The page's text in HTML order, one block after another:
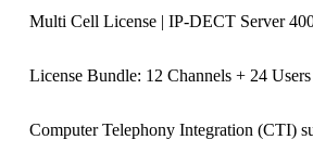
Multi Cell License | IP-DECT Server
License Bundle: 12 Channels + 24
Computer Telephony Integration (CTI)